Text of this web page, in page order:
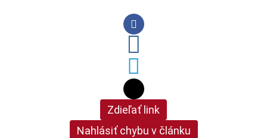
Zdieľať link
Nahlásiť chybu v článku